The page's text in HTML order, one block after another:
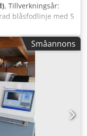
, Tillverkningsår:
blåsfodlinje med 5
tillgänglig.
22m/11m.
IBC,
700–2000
2000
500 kg/h,
Wintech,
35–150
1900 kg,
Kiefel Worms
varvtal: 125
Småannons